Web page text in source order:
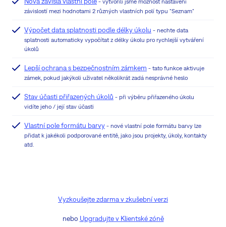
závislostí mezi hodnotami 2 různých vlastních polí typu "Seznam"
Výpočet data splatnosti podle délky úkolu - nechte data
splatnosti automaticky vypočítat z délky úkolu pro rychlejší vytváření
úkolů
Lepší ochrana s bezpečnostním zámkem - tato funkce aktivuje
zámek, pokud jakýkoli uživatel několikrát zadá nesprávné heslo
Stav účasti přiřazených úkolů - při výběru přiřazeného úkolu
vidíte jeho / její stav účasti
Vlastní pole formátu barvy - nové vlastní pole formátu barvy lze
přidat k jakékoli podporované entitě, jako jsou projekty, úkoly, kontakty
atd.
Vyzkoušejte zdarma v zkušební verzi
nebo Upgradujte v Klientské zóně